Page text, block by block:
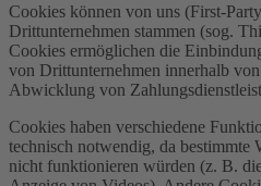
Cookies können von uns (First-
Drittunternehmen stammen (sog.
Cookies ermöglichen die
von Drittunternehmen innerhalb
Abwicklung von
Cookies haben verschiedene
technisch notwendig, da bestimmte
nicht funktionieren würden (z. B.